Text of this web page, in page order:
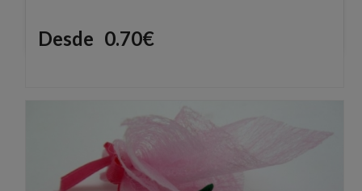
Precio
Desde 0.70€